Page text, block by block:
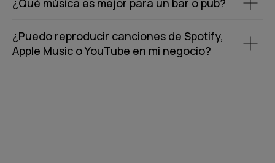
¿Qué música es mejor para un bar o pub?
¿Puedo reproducir canciones de Spotify,
Apple Music o YouTube en mi negocio?